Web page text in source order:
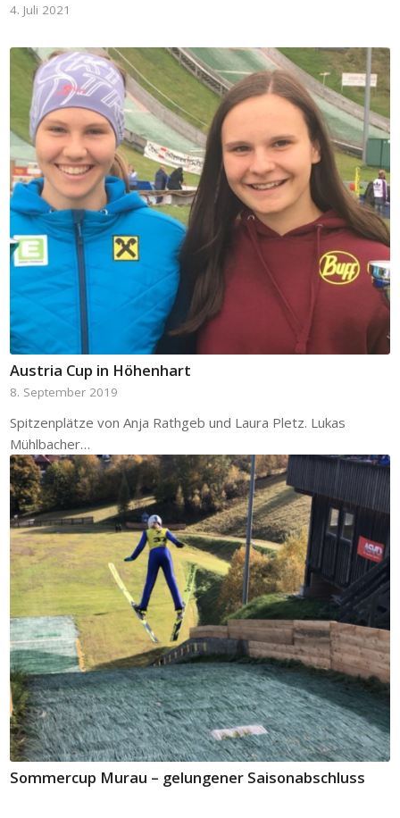
4. Juli 2021
Austria Cup in Höhenhart
8. September 2019
Spitzenplätze von Anja Rathgeb und Laura Pletz. Lukas
Mühlbacher…
Sommercup Murau – gelungener Saisonabschluss